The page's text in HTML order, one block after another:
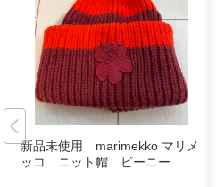
新品未使用 marimekko マリメ
ッコ ニット帽 ビーニー